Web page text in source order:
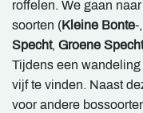
roffelen. We gaan
soorten (Kleine Bonte-,
Specht, Groene Specht
Tijdens een
vijf te vinden. Naast
voor andere